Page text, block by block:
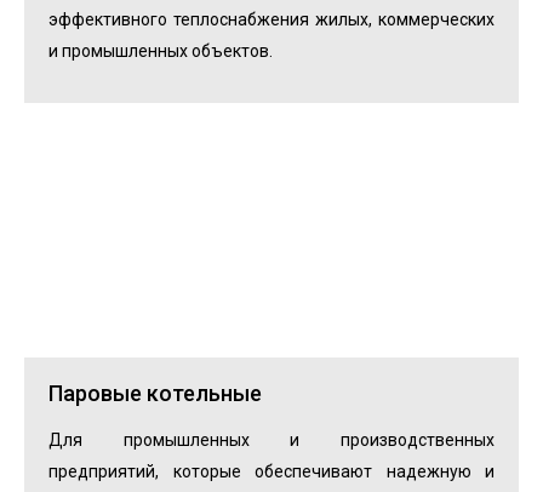
эффективного теплоснабжения жилых, коммерческих
и промышленных объектов.
Паровые котельные
Для промышленных и производственных
предприятий, которые обеспечивают надежную и